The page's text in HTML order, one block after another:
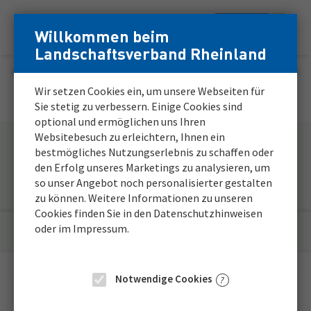
Inhalt
Login
Bewerber*innen
Login
Bewerber*innen
Navigation
Hauptnavigation
Menü
Willkommen beim
Landschaftsverband Rheinland
Wir setzen Cookies ein, um unsere Webseiten für
Sie stetig zu verbessern. Einige Cookies sind
optional und ermöglichen uns Ihren
Websitebesuch zu erleichtern, Ihnen ein
bestmögliches Nutzungserlebnis zu schaffen oder
den Erfolg unseres Marketings zu analysieren, um
so unser Angebot noch personalisierter gestalten
zu können. Weitere Informationen zu unseren
Cookies finden Sie in den Datenschutzhinweisen
oder im Impressum.
Notwendige Cookies
Stellenmarkt
Bitte warten...